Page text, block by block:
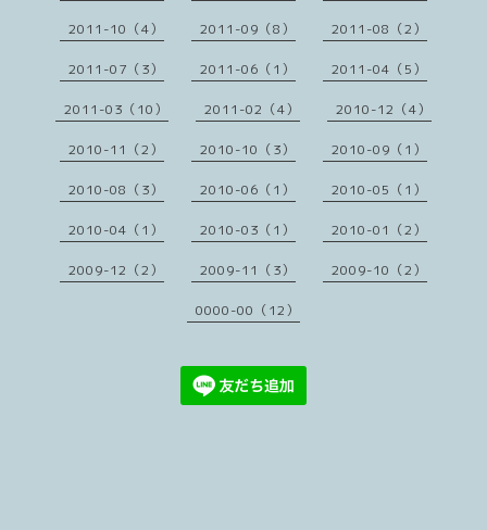
2011-10（4） 2011-09（8） 2011-08（2）
2011-07（3） 2011-06（1） 2011-04（5）
2011-03（10） 2011-02（4） 2010-12（4）
2010-11（2） 2010-10（3） 2010-09（1）
2010-08（3） 2010-06（1） 2010-05（1）
2010-04（1） 2010-03（1） 2010-01（2）
2009-12（2） 2009-11（3） 2009-10（2）
0000-00（12）